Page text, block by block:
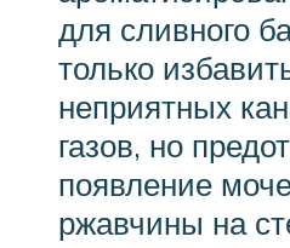
для сливного
только
неприятных
газов, но
появление
ржавчины на